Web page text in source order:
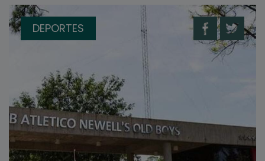
DEPORTES